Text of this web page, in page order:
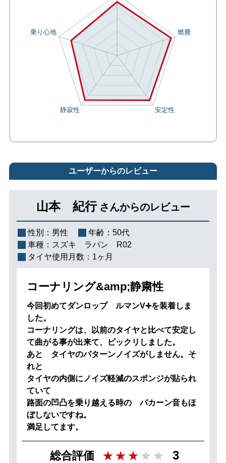
ユーザーからのレビュー
山本 紀行 さんからのレビュー
性別： 男性 年齢： 50代
車種： スズキ ラパン R02
タイヤ使用月数： 1ヶ月
コーナリング&amp;静粛性
今回初めてダンロップ ルマンV➕を装着しま
した。
コーナリングは、以前のタイヤと比べて安定し
て曲がる事が出来て、ビックリしました。
あと タイヤのパターンノイズがしません。そ
れと
タイヤの内側にノイズ軽減のスポンジが貼られ
ていて
路面の凹凸を乗り越える時の パカーン音もほ
ぼしないですね。
満足してます。
総合評価 3